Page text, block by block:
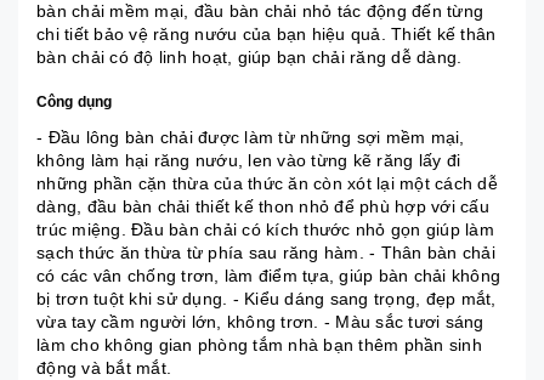
bàn chải mềm mại, đầu bàn chải nhỏ tác động đến từng
chi tiết bảo vệ răng nướu của bạn hiệu quả. Thiết kế thân
bàn chải có độ linh hoạt, giúp bạn chải răng dễ dàng.
Công dụng
- Đầu lông bàn chải được làm từ những sợi mềm mại,
không làm hại răng nướu, len vào từng kẽ răng lấy đi
những phần cặn thừa của thức ăn còn xót lại một cách dễ
dàng, đầu bàn chải thiết kế thon nhỏ để phù hợp với cấu
trúc miệng. Đầu bàn chải có kích thước nhỏ gọn giúp làm
sạch thức ăn thừa từ phía sau răng hàm. - Thân bàn chải
có các vân chống trơn, làm điểm tựa, giúp bàn chải không
bị trơn tuột khi sử dụng. - Kiểu dáng sang trọng, đẹp mắt,
vừa tay cầm người lớn, không trơn. - Màu sắc tươi sáng
làm cho không gian phòng tắm nhà bạn thêm phần sinh
động và bắt mắt.